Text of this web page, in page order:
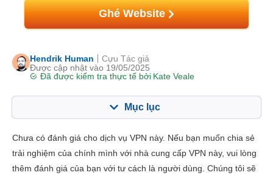
Ghé Website
Hendrik Human
Được cập nhật vào 19/05/2025
Đã được kiểm tra thực tế bởi Kate Veale
Cựu Tác giả
Mục lục
Tính năng chính 8.4
Cài đặt & Ứng dụng 8.6
Chưa có đánh giá cho dịch vụ VPN này. Nếu bạn muốn chia sẻ
trải nghiệm của chính mình với nhà cung cấp VPN này, vui lòng
thêm đánh giá của bạn với tư cách là người dùng. Chúng tôi sẽ